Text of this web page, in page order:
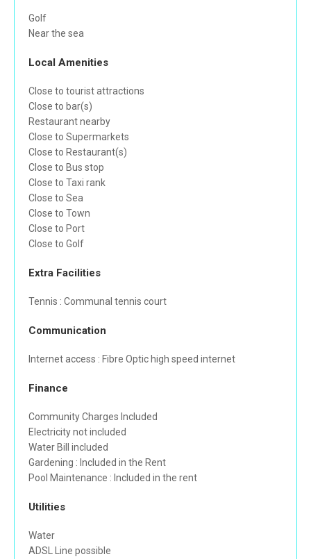
Golf
Near the sea
Local Amenities
Close to tourist attractions
Close to bar(s)
Restaurant nearby
Close to Supermarkets
Close to Restaurant(s)
Close to Bus stop
Close to Taxi rank
Close to Sea
Close to Town
Close to Port
Close to Golf
Extra Facilities
Tennis : Communal tennis court
Communication
Internet access : Fibre Optic high speed internet
Finance
Community Charges Included
Electricity not included
Water Bill included
Gardening : Included in the Rent
Pool Maintenance : Included in the rent
Utilities
Water
ADSL Line possible